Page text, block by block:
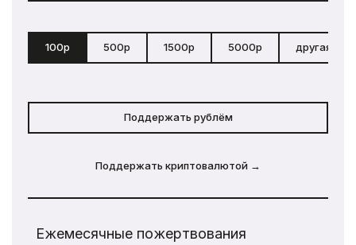
100р 500р 1500р 5000р другая
Поддержать рублём
Поддержать криптовалютой →
Ежемесячные пожертвования